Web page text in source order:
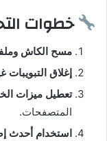
خطوات
مسح الكاش
إغلاق
تعطيل ميزات
المتصفحات.
استخدام أحدث